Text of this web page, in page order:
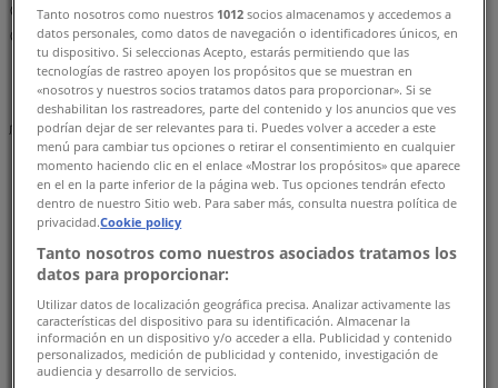
マップ
03-5610-4151
マップ
03-5610-4151
まもなく ホンダ>のカタログ・クーポンの掲載を開始！
広告
Tanto nosotros como nuestros 1012 socios almacenamos y accedemos a
datos personales, como datos de navegación o identificadores únicos, en
tu dispositivo. Si seleccionas Acepto, estarás permitiendo que las
tecnologías de rastreo apoyen los propósitos que se muestran en
«nosotros y nuestros socios tratamos datos para proporcionar». Si se
deshabilitan los rastreadores, parte del contenido y los anuncios que ves
podrían dejar de ser relevantes para ti. Puedes volver a acceder a este
menú para cambiar tus opciones o retirar el consentimiento en cualquier
momento haciendo clic en el enlace «Mostrar los propósitos» que aparece
en el en la parte inferior de la página web. Tus opciones tendrán efecto
dentro de nuestro Sitio web. Para saber más, consulta nuestra política de
privacidad.Cookie policy
Tanto nosotros como nuestros asociados tratamos los
datos para proporcionar:
Utilizar datos de localización geográfica precisa. Analizar activamente las
características del dispositivo para su identificación. Almacenar la
información en un dispositivo y/o acceder a ella. Publicidad y contenido
personalizados, medición de publicidad y contenido, investigación de
audiencia y desarrollo de servicios.